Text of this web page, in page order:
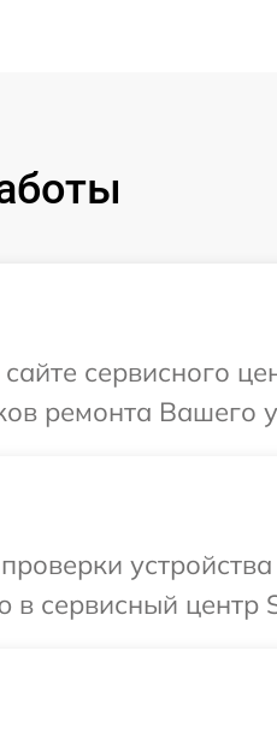
сервисного
ремонта Вашего
в сервисный центр